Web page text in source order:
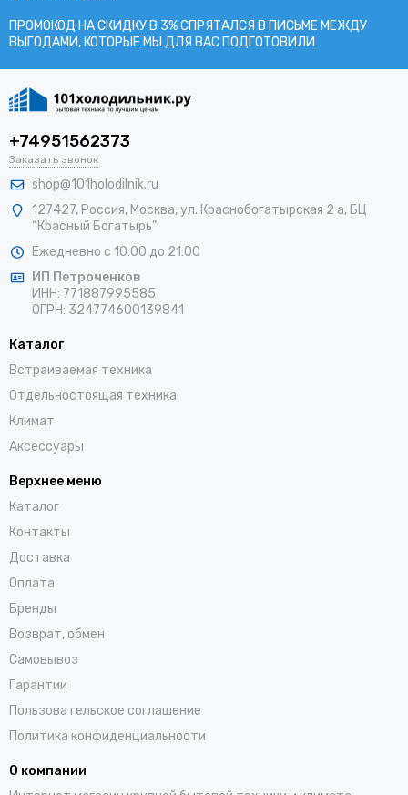
ПРОМОКОД НА СКИДКУ В 3% СПРЯТАЛСЯ В ПИCЬМЕ МЕЖДУ
ВЫГОДАМИ, КОТОРЫЕ МЫ ДЛЯ ВАС ПОДГОТОВИЛИ
+74951562373
Заказать звонок
shop@101holodilnik.ru
127427, Россия, Москва,ул. Краснобогатырская 2 а, БЦ
“Красный Богатырь”
Ежедневно с 10:00 до 21:00
ИП Петроченков
ИНН: 771887995585
ОГРН: 324774600139841
Каталог
Встраиваемая техника
Отдельностоящая техника
Климат
Аксессуары
Верхнее меню
Каталог
Контакты
Доставка
Оплата
Бренды
Возврат, обмен
Самовывоз
Гарантии
Пользовательское соглашение
Политика конфиденциальности
О компании